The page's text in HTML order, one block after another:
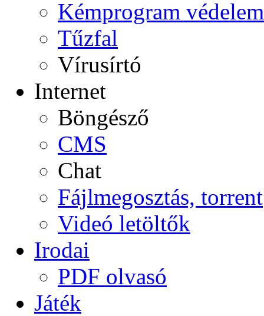
Kémprogram védelem
Tűzfal
Vírusírtó
Internet
Böngésző
CMS
Chat
Fájlmegosztás, torrent
Videó letöltők
Irodai
PDF olvasó
Játék